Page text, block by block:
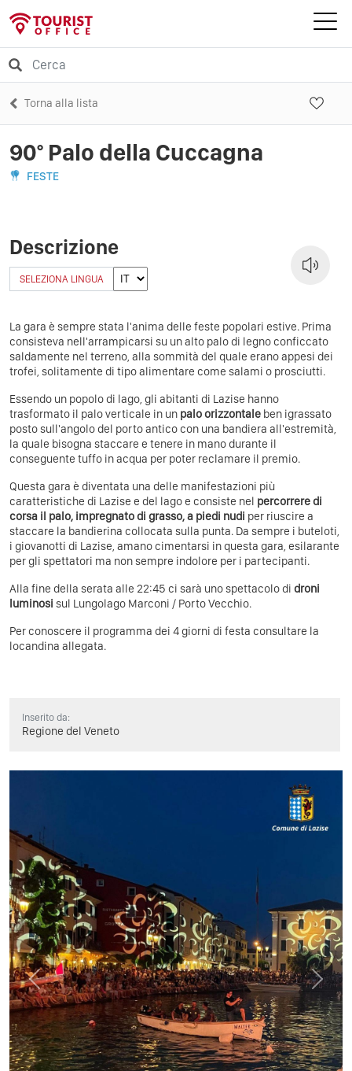
Torna alla lista
90° Palo della Cuccagna
FESTE
Descrizione
SELEZIONA LINGUA
La gara è sempre stata l'anima delle feste popolari estive. Prima
consisteva nell'arrampicarsi su un alto palo di legno conficcato
saldamente nel terreno, alla sommità del quale erano appesi dei
trofei, solitamente di tipo alimentare come salami o prosciutti.
Essendo un popolo di lago, gli abitanti di Lazise hanno
trasformato il palo verticale in un palo orizzontale ben igrassato
posto sull'angolo del porto antico con una bandiera all'estremità,
la quale bisogna staccare e tenere in mano durante il
conseguente tuffo in acqua per poter reclamare il premio.
Questa gara è diventata una delle manifestazioni più
caratteristiche di Lazise e del lago e consiste nel percorrere di
corsa il palo, impregnato di grasso, a piedi nudi per riuscire a
staccare la bandierina collocata sulla punta. Da sempre i buteloti,
i giovanotti di Lazise, amano cimentarsi in questa gara, esilarante
per gli spettatori ma non sempre indolore per i partecipanti.
Alla fine della serata alle 22:45 ci sarà uno spettacolo di droni
luminosi sul Lungolago Marconi / Porto Vecchio.
Per conoscere il programma dei 4 giorni di festa consultare la
locandina allegata.
Inserito da:
Regione del Veneto
Previous Next